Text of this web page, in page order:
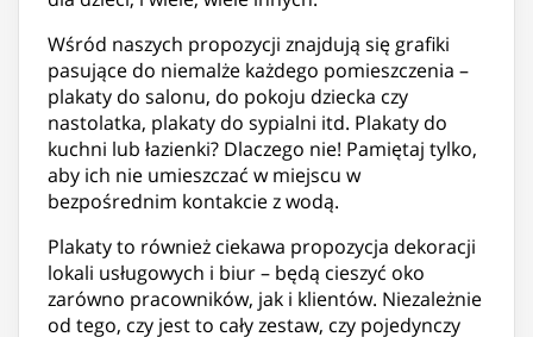
Wśród naszych propozycji znajdują się grafiki
pasujące do niemalże każdego pomieszczenia –
plakaty do salonu, do pokoju dziecka czy
nastolatka, plakaty do sypialni itd. Plakaty do
kuchni lub łazienki? Dlaczego nie! Pamiętaj tylko,
aby ich nie umieszczać w miejscu w
bezpośrednim kontakcie z wodą.
Plakaty to również ciekawa propozycja dekoracji
lokali usługowych i biur – będą cieszyć oko
zarówno pracowników, jak i klientów. Niezależnie
od tego, czy jest to cały zestaw, czy pojedynczy